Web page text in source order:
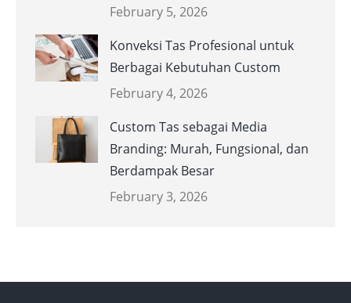
February 5, 2026
Konveksi Tas Profesional untuk
Berbagai Kebutuhan Custom
February 4, 2026
Custom Tas sebagai Media
Branding: Murah, Fungsional, dan
Berdampak Besar
February 3, 2026